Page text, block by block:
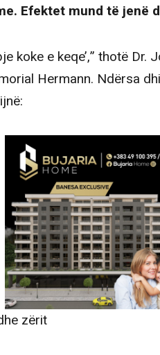
Efektet mund të jenë
koke e keqe’,” thotë
Hermann. Ndërsa
zërit